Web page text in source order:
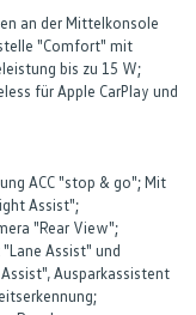
an der Mittelkonsole
"Comfort" mit
bis zu 15 W;
für Apple CarPlay und
ACC "stop & go"; Mit
Assist";
"Rear View";
Assist" und
Ausparkassistent